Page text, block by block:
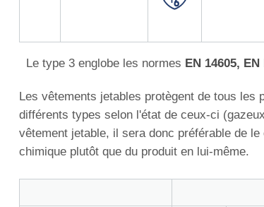
Le type 3 englobe les normes EN 14605,
Les vêtements jetables protègent de tous les
différents types selon l'état de ceux-ci
vêtement jetable, il sera donc préférable de
chimique plutôt que du produit en lui-même.